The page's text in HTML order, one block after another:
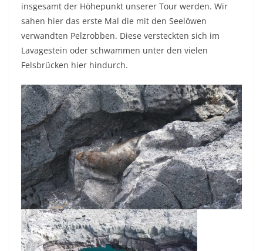
insgesamt der Höhepunkt unserer Tour werden. Wir
sahen hier das erste Mal die mit den Seelöwen
verwandten Pelzrobben. Diese versteckten sich im
Lavagestein oder schwammen unter den vielen
Felsbrücken hier hindurch.